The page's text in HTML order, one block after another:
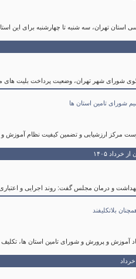
استان تهران، سه شنبه تا چهارشنبه برای این
شورای شهر تهران، وضعیت پرداخت بلیت های
شورای تامین استان ها
ارزشیابی و تضمین کیفیت نظام آموزش و پرورش، امتحانات پایه
۱۴۰۵
و درمان مجلس گفت: روند اجرایی و اعتباری افزایش
بلاتکلیفند
آموزش و پرورش و شورای تامین استان ها،